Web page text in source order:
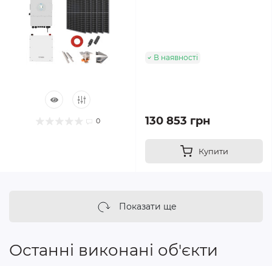
0
В наявності
130 853 грн
Купити
Показати ще
Останні виконані об'єкти